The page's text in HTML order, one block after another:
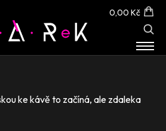
0,00 Kč
KONTAKT
ke kávě to začíná, ale zdaleka